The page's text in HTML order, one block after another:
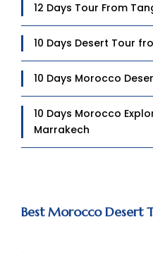
12 Days Tour From
10 Days Desert Tour
10 Days Morocco
10 Days Morocco
Marrakech
Best Morocco Desert